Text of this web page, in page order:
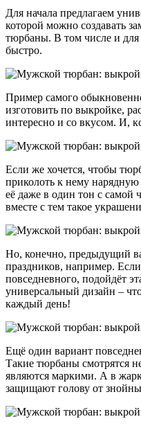
Для начала предлагаем
которой можно создавать
тюрбаны. В том числе и
быстро.
Пример самого
изготовить по выкройке,
интересно и со вкусом. И,
Если же хочется, чтобы
приколоть к нему
её даже в один тон с самой
вместе с тем такое
Но, конечно, предыдущий
праздников, например.
повседневного, подойдёт
универсальный дизайн –
каждый день!
Ещё один вариант
Такие тюрбаны смотрятся
являются маркими. А в
защищают голову от